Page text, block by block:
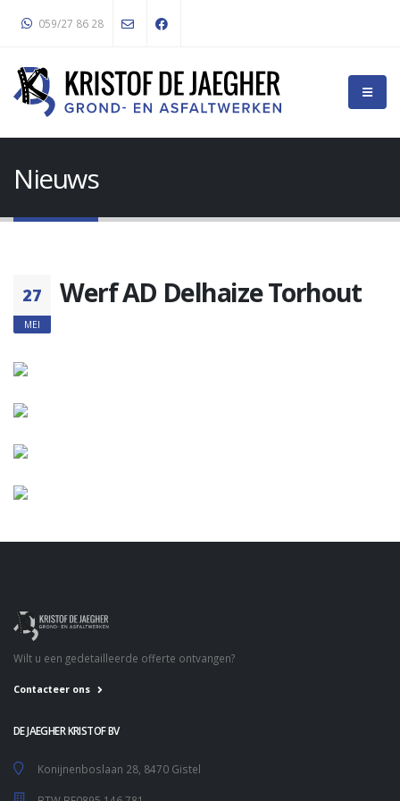
059/27 86 28
Nieuws
27
MEI
Werf AD Delhaize Torhout
Wilt u een gedetailleerde offerte ontvangen?
Contacteer ons
DE JAEGHER KRISTOF BV
Konijnenboslaan 28, 8470 Gistel